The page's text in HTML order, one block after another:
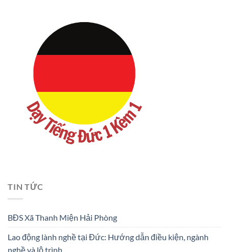
TIN TỨC
BĐS Xã Thanh Miện Hải Phòng
Lao động lành nghề tại Đức: Hướng dẫn điều kiện, ngành
nghề và lộ trình